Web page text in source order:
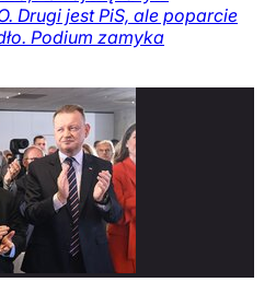
Drugi jest PiS, ale poparcie
Podium zamyka